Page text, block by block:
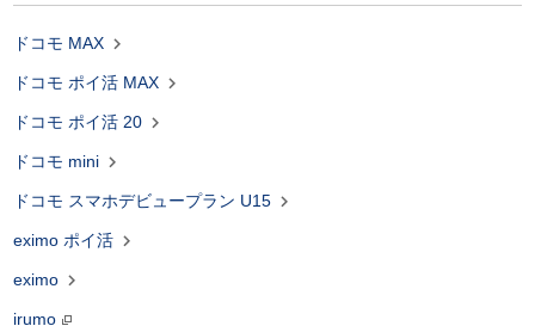
ドコモ MAX 
ドコモ ポイ活 MAX 
ドコモ ポイ活 20 
ドコモ mini 
ドコモ スマホデビュープラン U15 
eximo ポイ活 
eximo 
irumo